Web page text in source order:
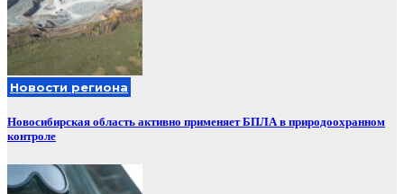
Новости региона
Новосибирская область активно применяет БПЛА в природоохранном
контроле